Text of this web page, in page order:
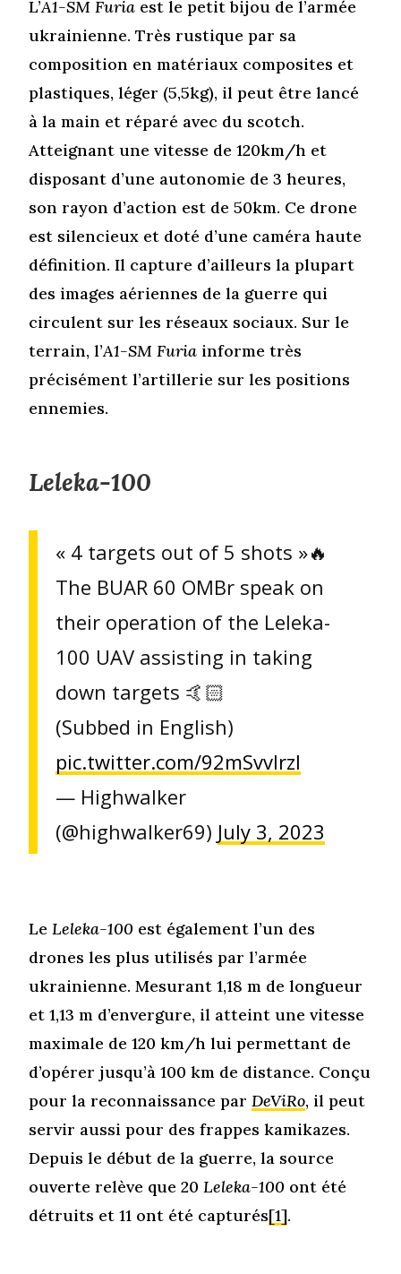
L’A1-SM Furia est le petit bijou de l’armée
ukrainienne. Très rustique par sa
composition en matériaux composites et
plastiques, léger (5,5kg), il peut être lancé
à la main et réparé avec du scotch.
Atteignant une vitesse de 120km/h et
disposant d’une autonomie de 3 heures,
son rayon d’action est de 50km. Ce drone
est silencieux et doté d’une caméra haute
définition. Il capture d’ailleurs la plupart
des images aériennes de la guerre qui
circulent sur les réseaux sociaux. Sur le
terrain, l’A1-SM Furia informe très
précisément l’artillerie sur les positions
ennemies.
Leleka-100
« 4 targets out of 5 shots »🔥
The BUAR 60 OMBr speak on
their operation of the Leleka-
100 UAV assisting in taking
down targets 🤙🏻
(Subbed in English)
pic.twitter.com/92mSvvlrzl
— Highwalker
(@highwalker69) July 3, 2023
LeLeleka-100 est également l’un des
drones les plus utilisés par l’armée
ukrainienne. Mesurant 1,18 m de longueur
et 1,13 m d’envergure, il atteint une vitesse
maximale de 120 km/h lui permettant de
d’opérer jusqu’à 100 km de distance. Conçu
pour la reconnaissance parDeViRo, il peut
servir aussi pour des frappes kamikazes.
Depuis le début de la guerre, la source
ouverte relève que 20Leleka-100 ont été
détruits et 11 ont été capturés[1].